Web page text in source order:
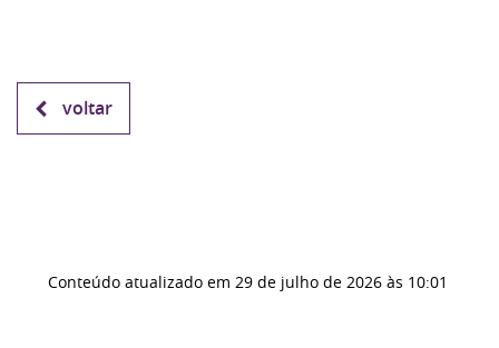
voltar
Conteúdo atualizado em 29 de julho de 2026 às 10:01